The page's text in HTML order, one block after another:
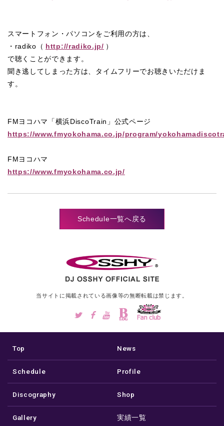
スマートフォン・パソコンをご利用の方は、
・radiko（ http://radiko.jp/ ）
で聴くことができます。
聞き逃してしまった方は、タイムフリーでお聴きいただけま
す。
FMヨコハマ「横浜DiscoTrain」公式ページ
https://www.fmyokohama.co.jp/program/
FMヨコハマ
https://www.fmyokohama.co.jp/
Schedule一覧へ戻る
当サイトに掲載されている画像等の無断転載は禁じます。
Top News
Schedule Profile
Discography Shop
Gallery 実績一覧